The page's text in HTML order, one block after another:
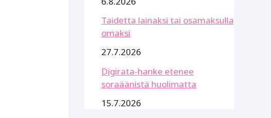
Taidetta lainaksi tai osamaksulla
omaksi
27.7.2026
Digirata-hanke etenee
soraäänistä huolimatta
15.7.2026